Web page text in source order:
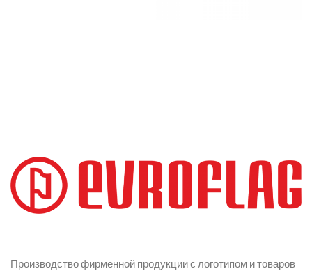
Производство фирменной продукции с логотипом и товаров